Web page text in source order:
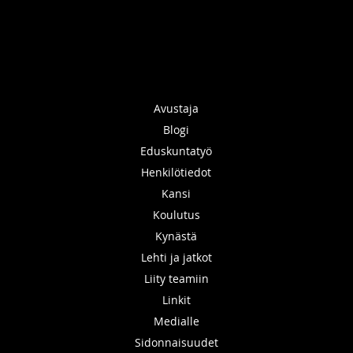
Avustaja
Blogi
Eduskuntatyö
Henkilötiedot
Kansi
Koulutus
Kynästä
Lehti ja jatkot
Liity teamiin
Linkit
Medialle
Sidonnaisuudet